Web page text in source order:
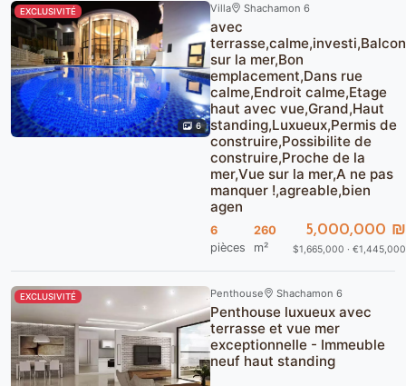
EXCLUSIVITÉ
6
Villa Shachamon 6
avec
terrasse,calme,investi,Balcon
sur la mer,Bon
emplacement,Dans rue
calme,Endroit calme,Etage
haut avec vue,Grand,Haut
standing,Luxueux,Permis de
construire,Possibilite de
construire,Proche de la
mer,Vue sur la mer,A ne pas
manquer !,agreable,bien
agen
6
pièces
260
m²
5,000,000 ₪
$1,665,000 · €1,445,000
EXCLUSIVITÉ Penthouse Shachamon 6
Penthouse luxueux avec
terrasse et vue mer
exceptionnelle - Immeuble
neuf haut standing